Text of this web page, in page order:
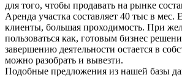
для того, чтобы продавать на рынке
Аренда участка составляет 40 тыс в мес.
клиенты, большая проходимость. При
пользоваться как, готовым бизнес
завершению деятельности остается в
можно разобрать и вывезти.
Подобные предложения из нашей базы